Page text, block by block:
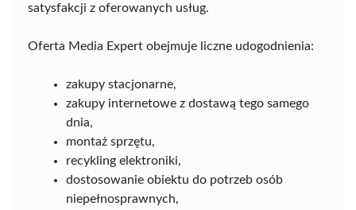
satysfakcji z oferowanych usług.
Oferta Media Expert obejmuje liczne udogodnienia:
zakupy stacjonarne,
zakupy internetowe z dostawą tego samego
dnia,
montaż sprzętu,
recykling elektroniki,
dostosowanie obiektu do potrzeb osób
niepełnosprawnych,